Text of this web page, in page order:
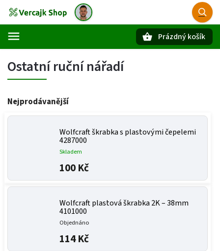
Prázdný košík
Ostatní ruční nářadí
Nejprodávanější
Wolfcraft škrabka s plastovými čepelemi
4287000
Skladem
100 Kč
Wolfcraft plastová škrabka 2K – 38mm
4101000
Objednáno
114 Kč